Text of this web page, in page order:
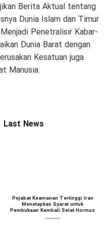
Berita Aktual tentang
Dunia Islam dan Timur
Penetralisir Kabar-
Dunia Barat dengan
Kesatuan juga
Manusia.
Last News
Pejabat Keamanan Tertinggi Iran
Menetapkan Syarat untuk
Pembukaan Kembali Selat Hormuz